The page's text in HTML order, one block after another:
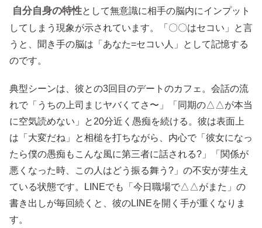
自分自身の特性として無意識に相手の脳内にインプット
してしまう現象が示されています。「〇〇はセコい」と言
うと、聞き手の脳は「あなた=セコい人」として記憶する
のです。
典型シーンは、彼との3回目のデートのカフェ。会話の流
れで「うちの上司まじヤバくてさ〜」「同期の△△が本当
に空気読めない」と20分近く愚痴を続ける。彼は表面上
は「大変だね」と相槌を打ちながら、内心で「彼女になっ
たら僕の愚痴もこんな風に第三者に話される?」「関係が
悪くなった時、この人はどう振る舞う?」の不安が芽生え
ている状態です。LINEでも「今日職場で△△がまた」の
書き出しが毎回続くと、彼のLINEを開く手が重くなりま
す。